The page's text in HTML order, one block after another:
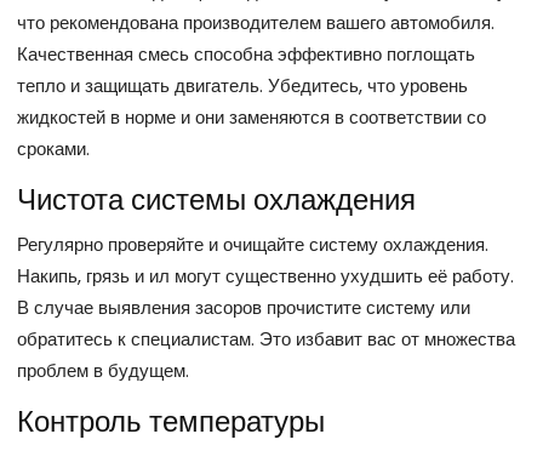
что рекомендована производителем вашего автомобиля.
Качественная смесь способна эффективно поглощать
тепло и защищать двигатель. Убедитесь, что уровень
жидкостей в норме и они заменяются в соответствии со
сроками.
Чистота системы охлаждения
Регулярно проверяйте и очищайте систему охлаждения.
Накипь, грязь и ил могут существенно ухудшить её работу.
В случае выявления засоров прочистите систему или
обратитесь к специалистам. Это избавит вас от множества
проблем в будущем.
Контроль температуры